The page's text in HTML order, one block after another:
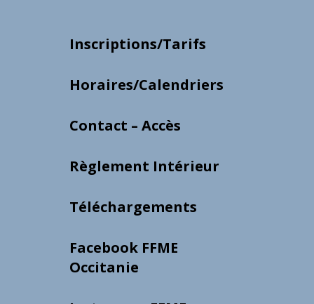
Inscriptions/Tarifs
Horaires/Calendriers
Contact – Accès
Règlement Intérieur
Téléchargements
Facebook FFME
Occitanie